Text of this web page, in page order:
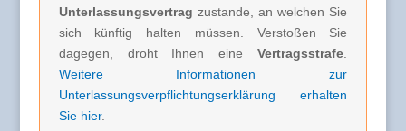
Unterlassungsvertrag zustande, an welchen Sie
sich künftig halten müssen. Verstoßen Sie
dagegen, droht Ihnen eineVertragsstrafe.
Weitere Informationen zur
Unterlassungsverpflichtungserklärung erhalten
Sie hier.